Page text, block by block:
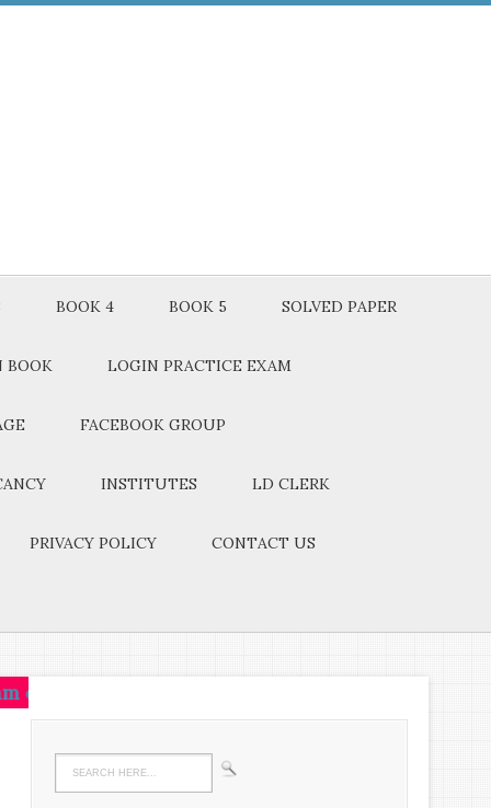
BOOK 4 BOOK 5 SOLVED PAPER
BOOK LOGIN PRACTICE EXAM
FACEBOOK GROUP
INSTITUTES LD CLERK
PRIVACY POLICY CONTACT US
that idea.Let the brain,muscles,nerves,every